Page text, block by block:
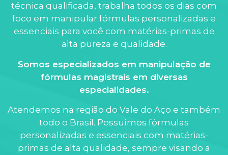
técnica qualificada, trabalha todos os dias com
foco em manipular fórmulas personalizadas e
essenciais para você com matérias-primas de
alta pureza e qualidade.
Somos especializados em manipulação de
fórmulas magistrais em diversas
especialidades.
Atendemos na região do Vale do Aço e também
todo o Brasil. Possuímos fórmulas
personalizadas e essenciais com matérias-
primas de alta qualidade, sempre visando a